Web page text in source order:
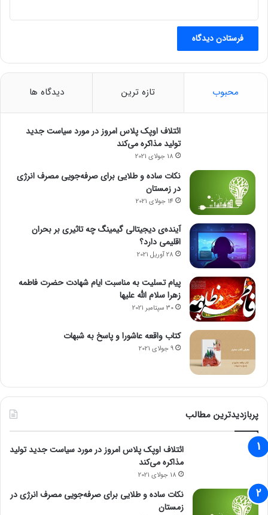
محبوب تازه ترین دیدگاه ها
ائتلاف اوپک پلاس امروز در مورد سیاست جدید
تولید مذاکره می‌کند
18 جولای 2021
نکات ساده و طلایی برای صرفه‌جویی مصرف انرژی
در زمستان
14 جولای 2021
آینده‌ی دیجیتالی گیمینگ چه تاثیری بر بحران
اقلیمی دارد؟
28 آوریل 2021
پیام تسلیت به مناسبت ایام شهادت حضرت فاطمه
زهرا سلام الله علیها
30 سپتامبر 2021
کتاب واقعه عاشورا و پاسخ به شبهات
9 جولای 2021
پربازدیدترین مطالب
ائتلاف اوپک پلاس امروز در مورد سیاست جدید تولید
مذاکره می‌کند
18 جولای 2021
نکات ساده و طلایی برای صرفه‌جویی مصرف انرژی در
زمستان